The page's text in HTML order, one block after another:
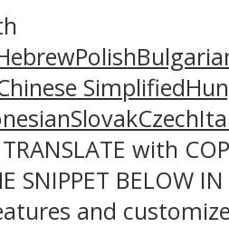
Polish
Simplified
SlovakCzech
TRANSLATE with
SNIPPET BELOW
and